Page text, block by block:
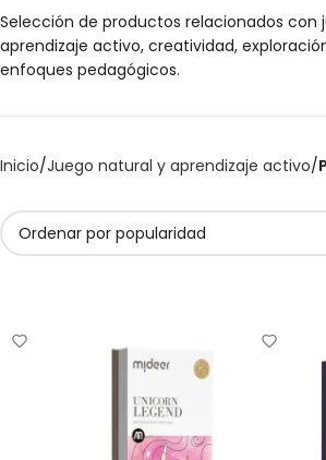
Selección de productos relacionados con
aprendizaje activo, creatividad,
enfoques pedagógicos.
Inicio Juego natural y aprendizaje activo